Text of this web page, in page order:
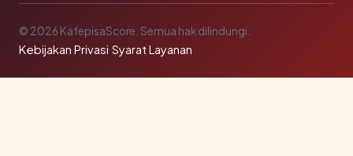
© 2026 KafepisaScore. Semua hak dilindungi.
Kebijakan Privasi·Syarat Layanan